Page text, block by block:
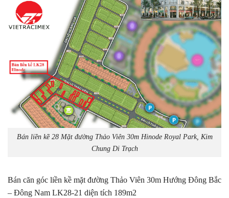
Bán liền kề 28 Mặt đường Thảo Viên 30m Hinode Royal Park, Kim
Chung Di Trạch
Bán căn góc liền kề mặt đường Thảo Viên 30m Hướng Đông Bắc
– Đông Nam LK28-21 diện tích 189m2